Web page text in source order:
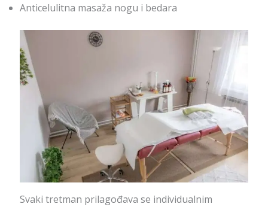
Anticelulitna masaža nogu i bedara
Svaki tretman prilagođava se individualnim